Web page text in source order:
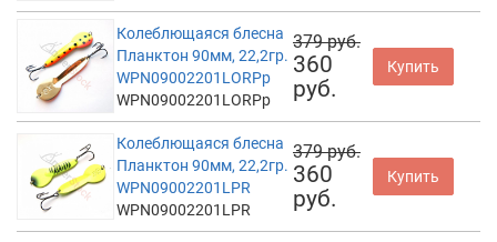
Колеблющаяся блесна
Планктон 90мм, 22,2гр.
WPN09002201LORPp
WPN09002201LORPp
379 руб.
360
руб.
Купить
Колеблющаяся блесна
Планктон 90мм, 22,2гр.
WPN09002201LPR
WPN09002201LPR
379 руб.
360
руб.
Купить